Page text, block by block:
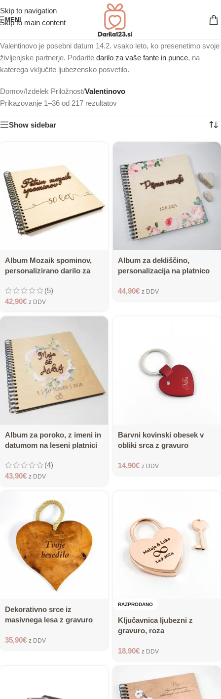
Skip to navigation
Skip to main content
MENI
Valentinovo je posebni datum 14.2. vsako leto, ko presenetimo svoje
življenjske partnerje. Podarite darilo za vaše fante in punce, na
katerega vključite ljubezensko posvetilo.
Domov/Izdelek Priložnost/Valentinovo
Prikazovanje 1–36 od 217 rezultatov
Show sidebar
Album Mozaik spominov,
personalizirano darilo za
(5)
42,90€ z DDV
Album za dekliščino,
personalizacija na platnico
44,90€ z DDV
Album za poroko, z imeni in
datumom na leseni platnici
(4)
43,90€ z DDV
Barvni kovinski obesek v
obliki srca z gravuro
14,90€ z DDV
Dekorativno srce iz
masivnega lesa z gravuro
35,90€ z DDV
RAZPRODANO
Ključavnica ljubezni z
gravuro, roza
18,90€ z DDV